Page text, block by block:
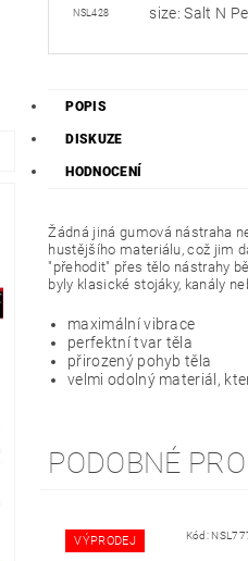
NSL428 size: Salt N
POPIS
DISKUZE
HODNOCENÍ
Žádná jiná gumová nástraha
hustějšího materiálu, což jim
"přehodit" přes tělo nástrahy
byly klasické stojáky, kanály
maximální vibrace
perfektní tvar těla
přirozený pohyb těla
velmi odolný materiál,
PODOBNÉ
VÝPRODEJ Kód: